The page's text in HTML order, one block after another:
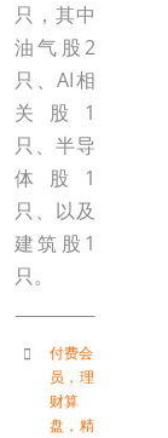
只，其中
油气股2
只、AI相
关股1
只、半导
体股1
只、以及
建筑股1
只。
付费会
员 ， 理
财算
盘 ， 精